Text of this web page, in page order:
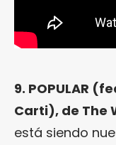
9. POPULAR
Carti), de The
está siendo